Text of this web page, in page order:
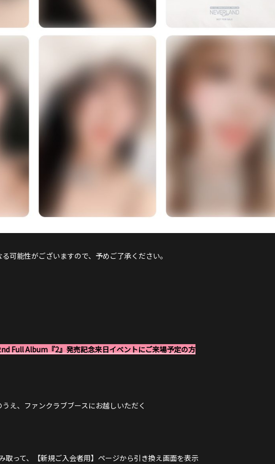
可能性がございますので、予めご了承ください。
Full Album『2』発売記念来日イベントにご来場予定の方
え、ファンクラブブースにお越しいただく
取って、【新規ご入会者用】ページから引き換え画面を表示